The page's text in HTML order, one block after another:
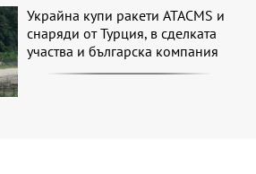
Украйна купи ракети ATACMS и
снаряди от Турция, в сделката
участва и българска компания